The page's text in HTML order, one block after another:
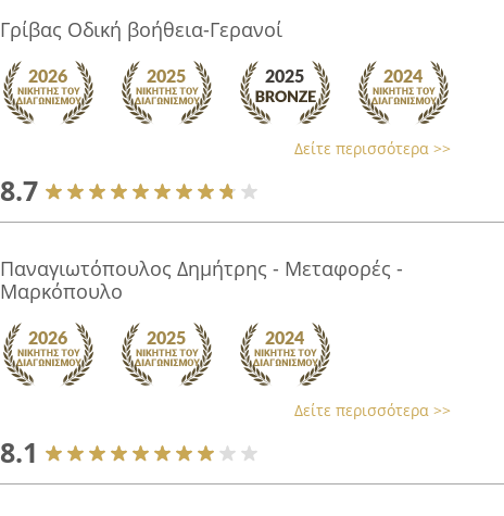
Γρίβας Οδική βοήθεια-Γερανοί
Δείτε περισσότερα >>
8.7
Παναγιωτόπουλος Δημήτρης - Μεταφορές -
Μαρκόπουλο
Δείτε περισσότερα >>
8.1